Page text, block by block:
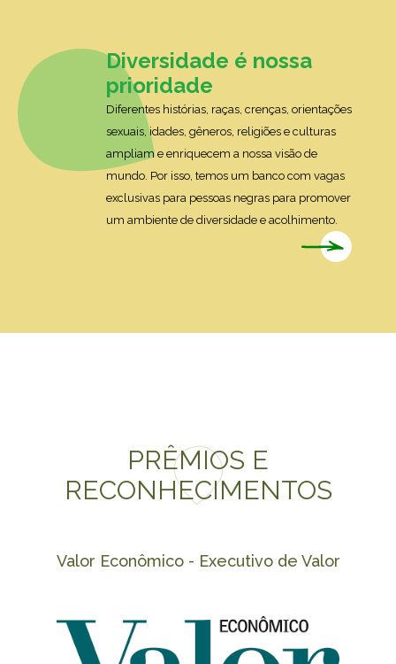
Diversidade é nossa
prioridade
Diferentes histórias, raças, crenças, orientações
sexuais, idades, gêneros, religiões e culturas
ampliam e enriquecem a nossa visão de
mundo. Por isso, temos um banco com vagas
exclusivas para pessoas negras para promover
um ambiente de diversidade e acolhimento.
PRÊMIOS E
RECONHECIMENTOS
Valor Econômico - Executivo de Valor